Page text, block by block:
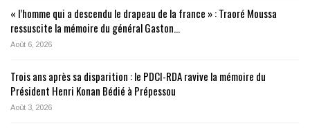
« l’homme qui a descendu le drapeau de la france » : Traoré Moussa
ressuscite la mémoire du général Gaston…
Août 6, 2026
Trois ans après sa disparition : le PDCI-RDA ravive la mémoire du
Président Henri Konan Bédié à Prépessou
Août 3, 2026